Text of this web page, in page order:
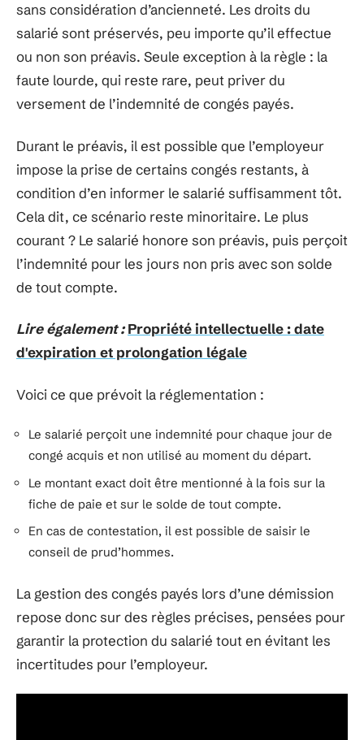
sans considération d’ancienneté. Les droits du
salarié sont préservés, peu importe qu’il effectue
ou non son préavis. Seule exception à la règle : la
faute lourde, qui reste rare, peut priver du
versement de l’indemnité de congés payés.
Durant le préavis, il est possible que l’employeur
impose la prise de certains congés restants, à
condition d’en informer le salarié suffisamment tôt.
Cela dit, ce scénario reste minoritaire. Le plus
courant ? Le salarié honore son préavis, puis perçoit
l’indemnité pour les jours non pris avec son solde
de tout compte.
Lire également : Propriété intellectuelle : date
d'expiration et prolongation légale
Voici ce que prévoit la réglementation :
Le salarié perçoit une indemnité pour chaque jour de
congé acquis et non utilisé au moment du départ.
Le montant exact doit être mentionné à la fois sur la
fiche de paie et sur le solde de tout compte.
En cas de contestation, il est possible de saisir le
conseil de prud’hommes.
La gestion des congés payés lors d’une démission
repose donc sur des règles précises, pensées pour
garantir la protection du salarié tout en évitant les
incertitudes pour l’employeur.